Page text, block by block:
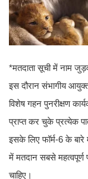
*मतदाता सूची में नाम
इस दौरान संभागीय
विशेष गहन पुनरीक्षण
प्राप्त कर चुके प्रत्येक
इसके लिए फॉर्म-6 के
में मतदान सबसे महत्वपूर्ण
चाहिए।